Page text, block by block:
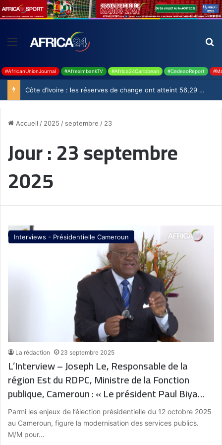
#AfricanUnionJournal #AfreximbankTV #Africa24Caribbean #CedeaoReport
Côte d’Ivoire : les réserves de change ont atteint 56,29 milliards USD en juillet
Accueil / 2025 / septembre / 23
Jour :23 septembre
2025
Interviews - Présidentielle Cameroun
La rédaction 23 septembre 2025
L’Interview – Joseph Le, Responsable de la
région Est du RDPC, Ministre de la Fonction
publique, Cameroun : « Le président Paul Biya
est, sans conteste, le meilleur choix pour le
Cameroun. Fidèle à sa vision depuis son arrivée
au pouvoir, il a su garantir la stabilité du pays
Parmi les enjeux de l’élection présidentielle du 12 octobre 2025
au Cameroun, figure la modernisation des services publics.
M/M pour…